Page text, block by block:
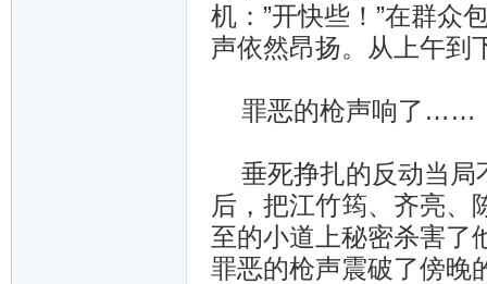
机：”开快些！”在群众
声依然昂扬。从上午到
罪恶的枪声响了……
垂死挣扎的反动当局
后，把江竹筠、齐亮、
至的小道上秘密杀害了
罪恶的枪声震破了傍晚